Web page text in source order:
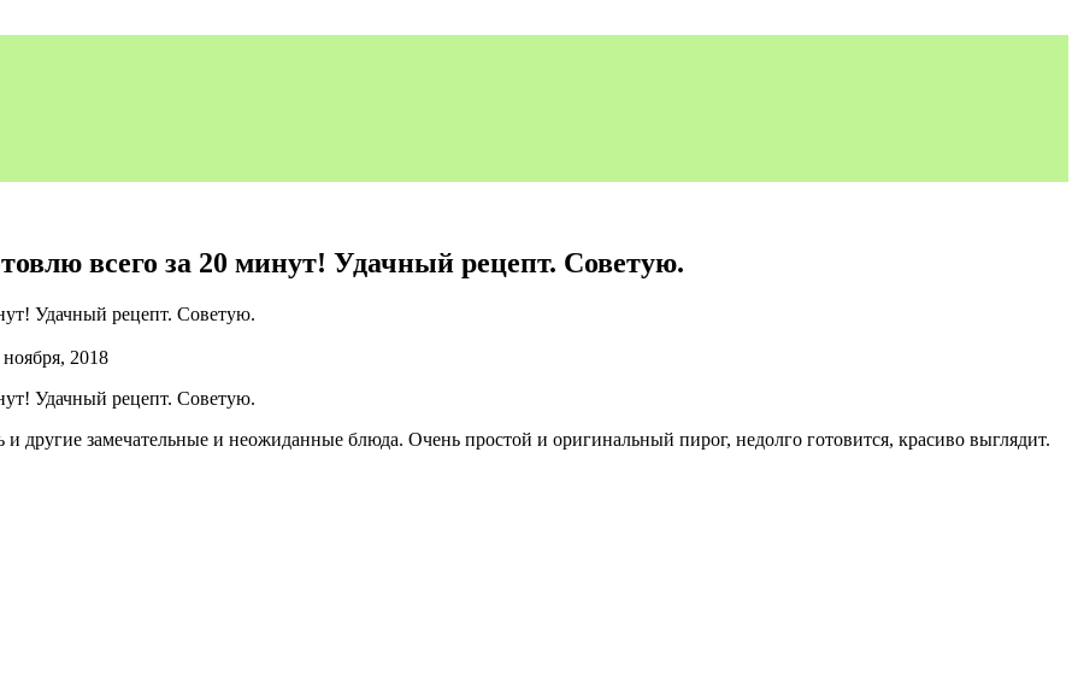
всего за 20 минут! Удачный рецепт. Советую.
ноября, 2018
другие замечательные и неожиданные блюда. Очень простой и оригинальный пирог, недолго готовится, красиво выглядит.